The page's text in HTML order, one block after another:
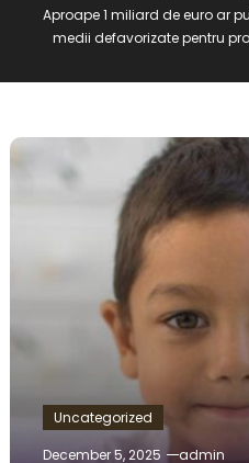
Aproape 1 miliard de euro ar
medii defavorizate pentru
Uncategorized
December 5, 2025
admin